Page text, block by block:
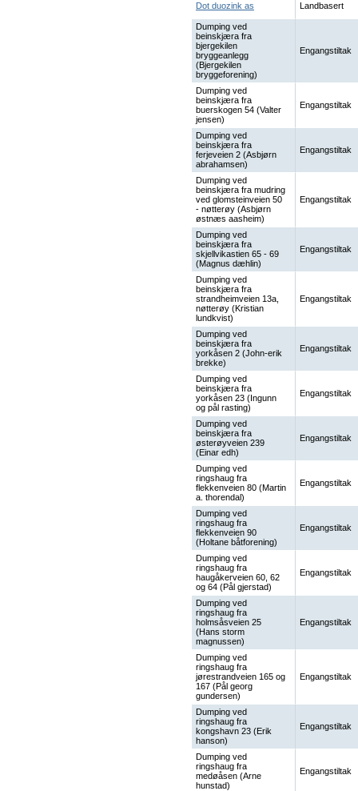
Dot duozink as Landbasert
Dumping ved
beinskjæra fra
bjergekilen
bryggeanlegg
(Bjergekilen
bryggeforening)
Engangstiltak
Dumping ved
beinskjæra fra
buerskogen 54 (Valter
jensen)
Engangstiltak
Dumping ved
beinskjæra fra
ferjeveien 2 (Asbjørn
abrahamsen)
Engangstiltak
Dumping ved
beinskjæra fra mudring
ved glomsteinveien 50
- nøtterøy (Asbjørn
østnæs aasheim)
Engangstiltak
Dumping ved
beinskjæra fra
skjellvikastien 65 - 69
(Magnus dæhlin)
Engangstiltak
Dumping ved
beinskjæra fra
strandheimveien 13a,
nøtterøy (Kristian
lundkvist)
Engangstiltak
Dumping ved
beinskjæra fra
yorkåsen 2 (John-erik
brekke)
Engangstiltak
Dumping ved
beinskjæra fra
yorkåsen 23 (Ingunn
og pål rasting)
Engangstiltak
Dumping ved
beinskjæra fra
østerøyveien 239
(Einar edh)
Engangstiltak
Dumping ved
ringshaug fra
flekkenveien 80 (Martin
a. thorendal)
Engangstiltak
Dumping ved
ringshaug fra
flekkenveien 90
(Holtane båtforening)
Engangstiltak
Dumping ved
ringshaug fra
haugåkerveien 60, 62
og 64 (Pål gjerstad)
Engangstiltak
Dumping ved
ringshaug fra
holmsåsveien 25
(Hans storm
magnussen)
Engangstiltak
Dumping ved
ringshaug fra
jørestrandveien 165 og
167 (Pål georg
gundersen)
Engangstiltak
Dumping ved
ringshaug fra
kongshavn 23 (Erik
hanson)
Engangstiltak
Dumping ved
ringshaug fra
medøåsen (Arne
hunstad)
Engangstiltak